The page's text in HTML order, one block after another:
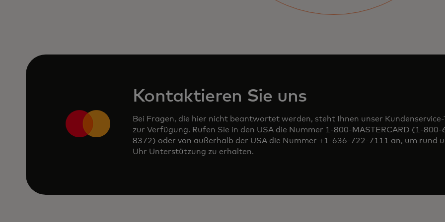
Kontaktieren Sie uns
Bei Fragen, die hier nicht beantwortet werden, steht Ihnen unser Kundenservice-
zur Verfügung. Rufen Sie in den USA die Nummer 1-800-MASTERCARD (1-800-
8372) oder von außerhalb der USA die Nummer +1-636-722-7111 an, um rund
Uhr Unterstützung zu erhalten.